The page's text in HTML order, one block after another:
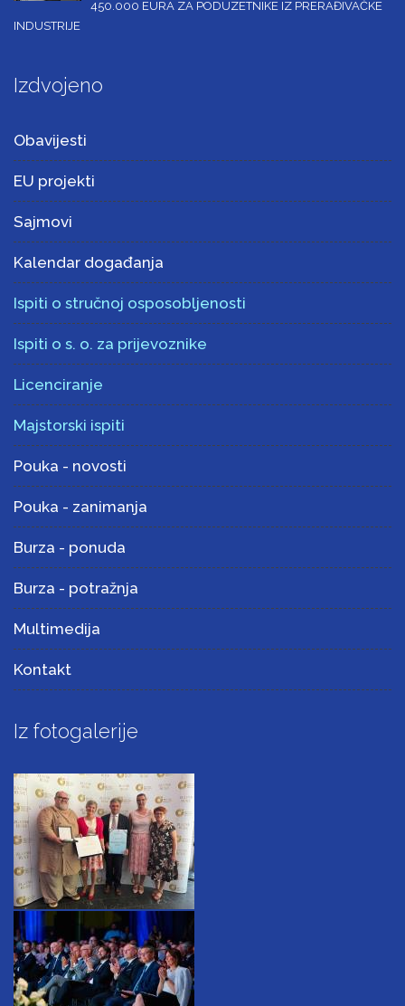
450.000 EURA ZA PODUZETNIKE IZ PRERAĐIVAČKE
INDUSTRIJE
Izdvojeno
Obavijesti
EU projekti
Sajmovi
Kalendar događanja
Ispiti o stručnoj osposobljenosti
Ispiti o s. o. za prijevoznike
Licenciranje
Majstorski ispiti
Pouka - novosti
Pouka - zanimanja
Burza - ponuda
Burza - potražnja
Multimedija
Kontakt
Iz fotogalerije